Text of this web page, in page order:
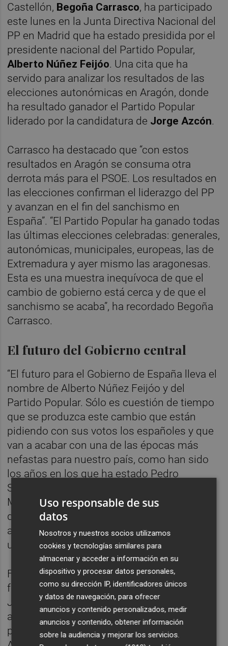
Castellón, Begoña Carrasco, ha participado
este lunes en la Junta Directiva Nacional del
PP en Madrid que ha estado presidida por el
presidente nacional del Partido Popular,
Alberto Núñez Feijóo. Una cita que ha
servido para analizar los resultados de las
elecciones autonómicas en Aragón, donde
ha resultado ganador el Partido Popular
liderado por la candidatura de Jorge Azcón.
Carrasco ha destacado que “con estos
resultados en Aragón se consuma otra
derrota más para el PSOE. Los resultados en
las elecciones confirman el liderazgo del PP
y avanzan en el fin del sanchismo en
España”. “El Partido Popular ha ganado todas
las últimas elecciones celebradas: generales,
autonómicas, municipales, europeas, las de
Extremadura y ayer mismo las aragonesas.
Esta es una muestra inequívoca de que el
cambio de gobierno está cerca y de que el
sanchismo se acaba”, ha recordado Begoña
Carrasco.
El futuro del Gobierno central
“El futuro para el Gobierno de España lleva el
nombre de Alberto Núñez Feijóo y del
Partido Popular. Sólo es cuestión de tiempo
que se produzca este cambio que están
pidiendo con sus votos los españoles y que
van a acabar con una de las épocas más
nefastas para nuestro país, como han sido
los años en los que ha estado Pedro
Sánchez aferrado a la poltrona de la
Moncloa, anteponiendo sus intereses a los
de toda nuestra nación. Un presidente que
acumula escándalos, casos de corrupción y
una gestión catastrófica”.
Finalmente, la presidenta local del PP ha
felicitado al presidente del PP de Aragón,
Jorge Azcón, “por esta victoria que es otro
anticipo de las que vendrán en un futuro
próximo y que culminarán con la victoria de
Uso responsable de sus
datos
Nosotros y nuestros socios utilizamos
cookies y tecnologías similares para
almacenar y acceder a información en su
dispositivo y procesar datos personales,
como su dirección IP, identificadores únicos
y datos de navegación, para ofrecer
anuncios y contenido personalizados, medir
anuncios y contenido, obtener información
sobre la audiencia y mejorar los servicios.